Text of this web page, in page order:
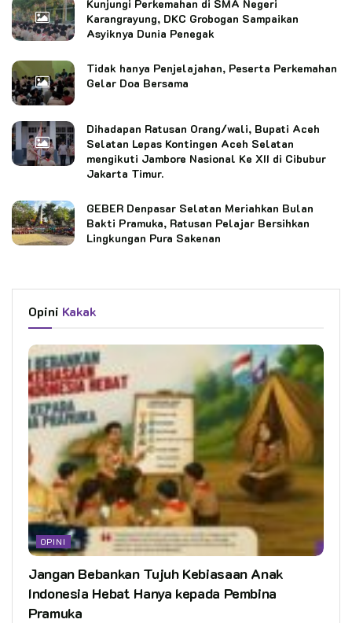
Kunjungi Perkemahan di SMA Negeri
Karangrayung, DKC Grobogan Sampaikan
Asyiknya Dunia Penegak
Tidak hanya Penjelajahan, Peserta Perkemahan
Gelar Doa Bersama
Dihadapan Ratusan Orang/wali, Bupati Aceh
Selatan Lepas Kontingen Aceh Selatan
mengikuti Jambore Nasional Ke XII di Cibubur
Jakarta Timur.
GEBER Denpasar Selatan Meriahkan Bulan
Bakti Pramuka, Ratusan Pelajar Bersihkan
Lingkungan Pura Sakenan
Opini Kakak
OPINI
Jangan Bebankan Tujuh Kebiasaan Anak
Indonesia Hebat Hanya kepada Pembina
Pramuka